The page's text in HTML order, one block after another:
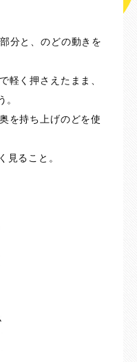
分と、のどの動きを
軽く押さえたまま、
。
を持ち上げのどを使
見ること。